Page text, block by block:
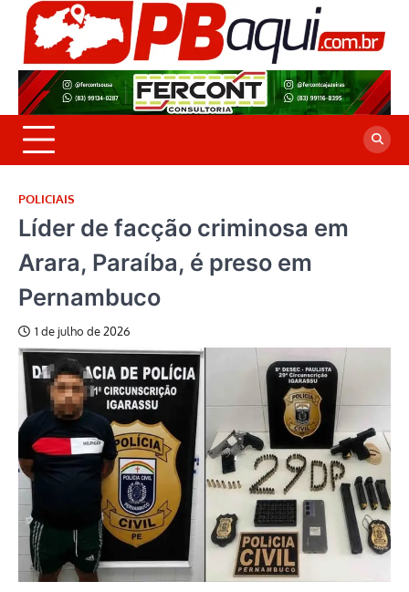
Skip
content
POLICIAIS
Líder de facção criminosa em
Arara, Paraíba, é preso em
Pernambuco
1 de julho de 2026